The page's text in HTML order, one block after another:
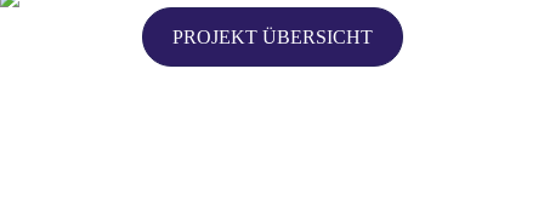
PROJEKT ÜBERSICHT